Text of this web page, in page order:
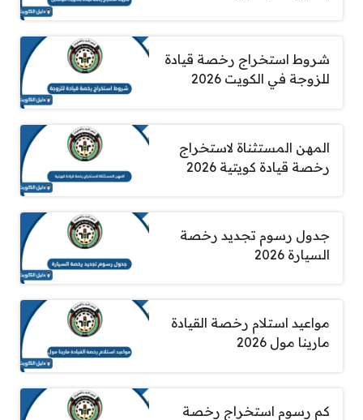
شروط استخراج رخصة قيادة
للزوجة في الكويت 2026
المهن المستثناة لاستخراج
رخصة قيادة كويتية 2026
جدول رسوم تجديد رخصة
السيارة 2026
مواعيد استلام رخصة القيادة
مارينا مول 2026
كم رسوم استخراج رخصة